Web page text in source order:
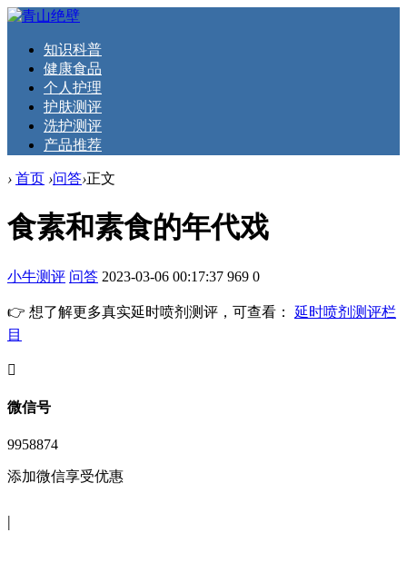
知识科普
健康食品
个人护理
护肤测评
洗护测评
产品推荐
› 首页 ›问答›正文
食素和素食的年代戏
小牛测评 问答 2023-03-06 00:17:37 969 0
👉 想了解更多真实延时喷剂测评，可查看： 延时喷剂测评栏
目
󦘖
微信号
9958874
添加微信享受优惠
|